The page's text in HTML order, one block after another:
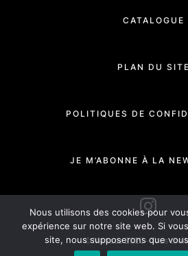
CATALOGUE
PLAN DU SITE
POLITIQUES DE
JE M’ABONNE À LA
© Manade 2020 - Tous
Nous utilisons des cookies pour
expérience sur notre site web. Si
site, nous supposerons que